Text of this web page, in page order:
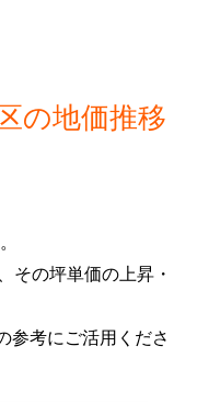
の地価推移
その坪単価の上昇・
参考にご活用くださ